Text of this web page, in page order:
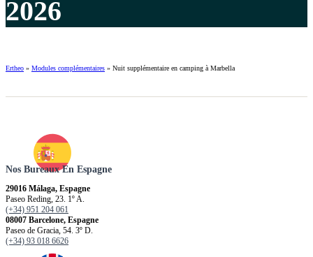
2026
Ertheo » Modules complémentaires » Nuit supplémentaire en camping à Marbella
Nos Bureaux En Espagne
29016 Málaga, Espagne
Paseo Reding, 23. 1º A.
(+34) 951 204 061
08007 Barcelone, Espagne
Paseo de Gracia, 54. 3º D.
(+34) 93 018 6626